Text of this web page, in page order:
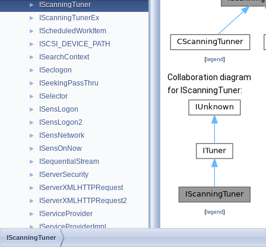
► IScanningTuner
► IScanningTunerEx
► IScheduledWorkItem
► ISCSI_DEVICE_PATH
► ISearchContext
► ISeclogon
► ISeekingPassThru
► ISelector
► ISensLogon
► ISensLogon2
► ISensNetwork
► ISensOnNow
► ISequentialStream
► IServerSecurity
► IServerXMLHTTPRequest
► IServerXMLHTTPRequest2
► IServiceProvider
► IServiceProviderImpl
► ISessionProperties
[legend]
Collaboration diagram
for IScanningTuner:
[legend]
IScanningTuner